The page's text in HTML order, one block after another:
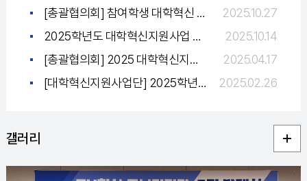
학혁신지원사업단에서는 재학생
교
[총괄협의회] 참여학생 대학혁신 사례영상 경진대회 안내
2025.10.27
2025학년도 대학혁신지원사업 뉴스레터 Vol.1 발간
2025.10.14
[총괄협의회] 2025 대학혁신지원사업 총괄협의회 서포터즈 모집 공고 안내
2025.04.17
[대학혁신지원사업단] 2025학년도 TU혁신 모니터링단 4기 모집
2025.02.26
갤러리